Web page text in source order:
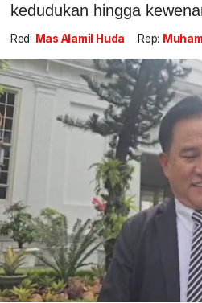
kedudukan hingga
Red: Mas Alamil Huda Rep: